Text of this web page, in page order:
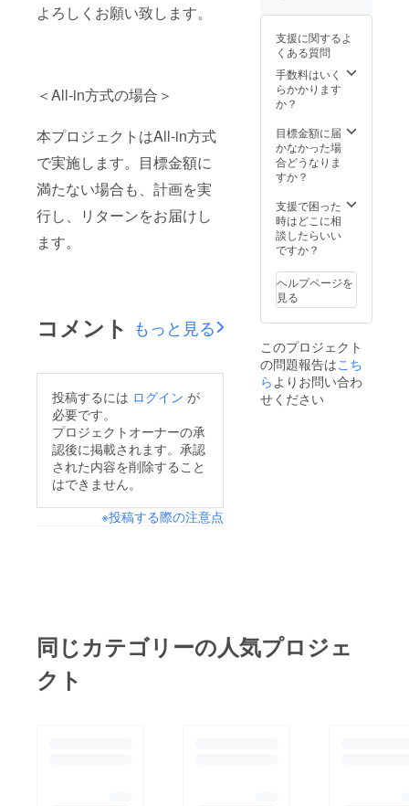
よろしくお願い致します。
＜All-in方式の場合＞
本プロジェクトはAll-in方式
で実施します。目標金額に
満たない場合も、計画を実
行し、リターンをお届けし
ます。
コメント もっと見る
投稿するには ログイン が
必要です。
プロジェクトオーナーの承
認後に掲載されます。承認
された内容を削除すること
はできません。
※投稿する際の注意点
の入荷
より変
更する
場合が
ござい
ギー食
材や召
し上が
ござい
ました
らご予
約時に
くださ
い。
●「難波
ねぎご
「難波
ねぎ
スー
プ」
「難波
「難波
んべ
い」の
３種類
を４
をお願
す。期
限は２
月１日
～３月
Menu：
★世界
三大珍
ミュー
ズ4種盛
り合わ
せ
寸仕立
て
★24ヶ
月熟成
社パル
マ産生
ハムの
Lagoス
ペシャ
然鮮
魚 お
支援に関するよ
くある質問
手数料はいく
らかかります
か？
目標金額に届
かなかった場
合どうなりま
すか？
支援で困った
時はどこに相
談したらいい
ですか？
ヘルプページを
見る
このプロジェクト
の問題報告はこち
らよりお問い合わ
せください
同じカテゴリーの人気プロジェ
クト